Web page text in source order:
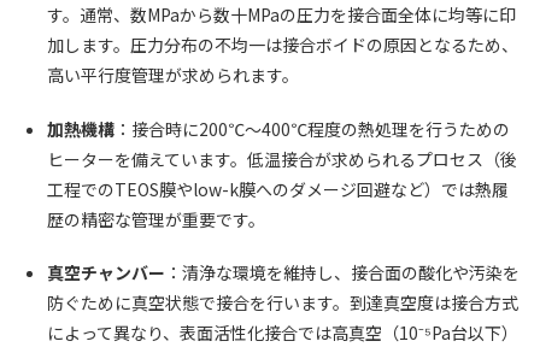
す。通常、数MPaから数十MPaの圧力を接合面全体に均等に印
加します。圧力分布の不均一は接合ボイドの原因となるため、
高い平行度管理が求められます。
加熱機構：接合時に200℃〜400℃程度の熱処理を行うための
ヒーターを備えています。低温接合が求められるプロセス（後
工程でのTEOS膜やlow-k膜へのダメージ回避など）では熱履
歴の精密な管理が重要です。
真空チャンバー ：清浄な環境を維持し、接合面の酸化や汚染を
防ぐために真空状態で接合を行います。到達真空度は接合方式
によって異なり、表面活性化接合では高真空（10⁻⁵Pa台以下）